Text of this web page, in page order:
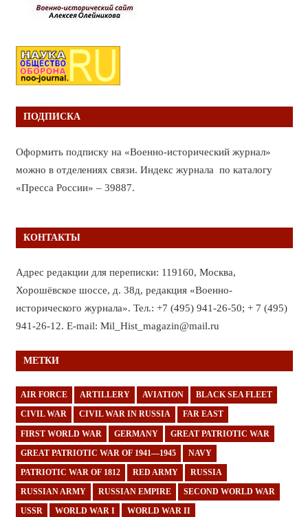
ПОДПИСКА
Оформить подписку на «Военно-исторический журнал»
можно в отделениях связи. Индекс журнала по каталогу
«Пресса России» – 39887.
КОНТАКТЫ
Адрес редакции для переписки: 119160, Москва,
Хорошёвское шоссе, д. 38д, редакция «Военно-
исторического журнала». Тел.: +7 (495) 941-26-50; + 7 (495)
941-26-12. E-mail: Mil_Hist_magazin@mail.ru
МЕТКИ
AIR FORCE ARTILLERY AVIATION BLACK SEA FLEET
CIVIL WAR CIVIL WAR IN RUSSIA FAR EAST
FIRST WORLD WAR GERMANY GREAT PATRIOTIC WAR
GREAT PATRIOTIC WAR OF 1941—1945 NAVY
PATRIOTIC WAR OF 1812 RED ARMY RUSSIA
RUSSIAN ARMY RUSSIAN EMPIRE SECOND WORLD WAR
USSR WORLD WAR I WORLD WAR II